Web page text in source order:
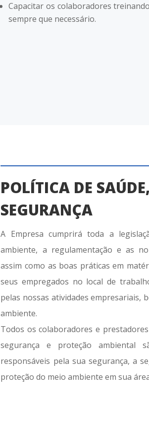
Capacitar os colaboradores
sempre que necessário.
POLÍTICA DE
SEGURANÇA
A Empresa cumprirá toda a
ambiente, a regulamentação e as
assim como as boas práticas em
seus empregados no local de
pelas nossas atividades empresariais,
ambiente.
Todos os colaboradores e
segurança e proteção ambiental
responsáveis pela sua segurança, a
proteção do meio ambiente em sua